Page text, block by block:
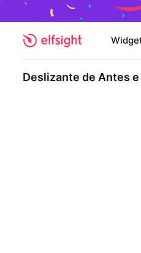
Deslizante de Antes